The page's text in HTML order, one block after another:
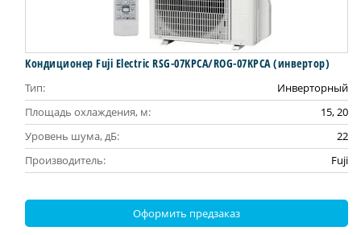
Кондиционер Fuji Electric RSG-07KPCA/ROG-07KPCA (инвертор)
Тип:
Инверторный
Площадь охлаждения, м:
15, 20
Уровень шума, дБ:
22
Производитель:
Fuji
Оформить предзаказ